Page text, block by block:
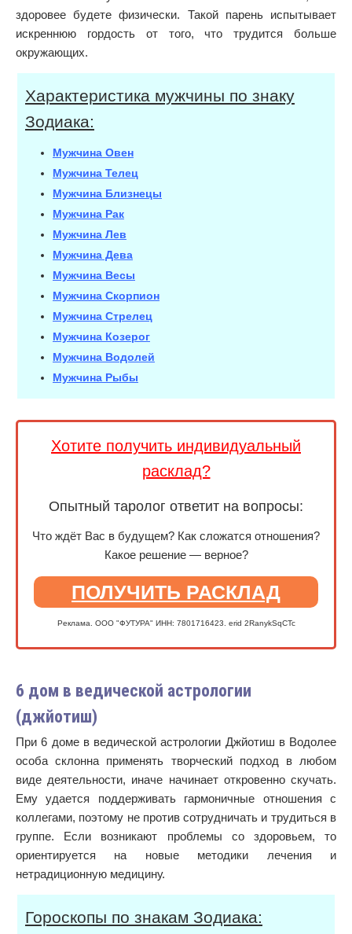
здоровее будете физически. Такой парень испытывает
искреннюю гордость от того, что трудится больше
окружающих.
Характеристика мужчины по знаку
Зодиака:
Мужчина Овен
Мужчина Телец
Мужчина Близнецы
Мужчина Рак
Мужчина Лев
Мужчина Дева
Мужчина Весы
Мужчина Скорпион
Мужчина Стрелец
Мужчина Козерог
Мужчина Водолей
Мужчина Рыбы
Хотите получить индивидуальный
расклад?
Опытный таролог ответит на вопросы:
Что ждёт Вас в будущем? Как сложатся отношения?
Какое решение — верное?
ПОЛУЧИТЬ РАСКЛАД
Реклама. ООО "ФУТУРА" ИНН: 7801716423. erid 2RanykSqCTc
6 дом в ведической астрологии
(джйотиш)
При 6 доме в ведической астрологии Джйотиш в Водолее
особа склонна применять творческий подход в любом
виде деятельности, иначе начинает откровенно скучать.
Ему удается поддерживать гармоничные отношения с
коллегами, поэтому не против сотрудничать и трудиться в
группе. Если возникают проблемы со здоровьем, то
ориентируется на новые методики лечения и
нетрадиционную медицину.
Гороскопы по знакам Зодиака: